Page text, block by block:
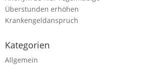
Überstunden erhöhen
Krankengeldanspruch
Kategorien
Allgemein